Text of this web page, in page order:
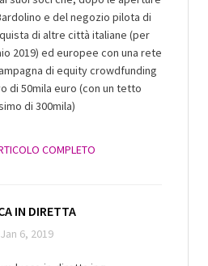
e del negozio pilota di
di altre città italiane (per
2019) ed europee con una rete
di equity crowdfunding
di 50mila euro (con un tetto
di 300mila)
COMPLETO
IN DIRETTA
Jan 6, 2019